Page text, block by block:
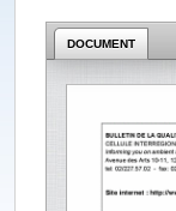
DOCUMENT